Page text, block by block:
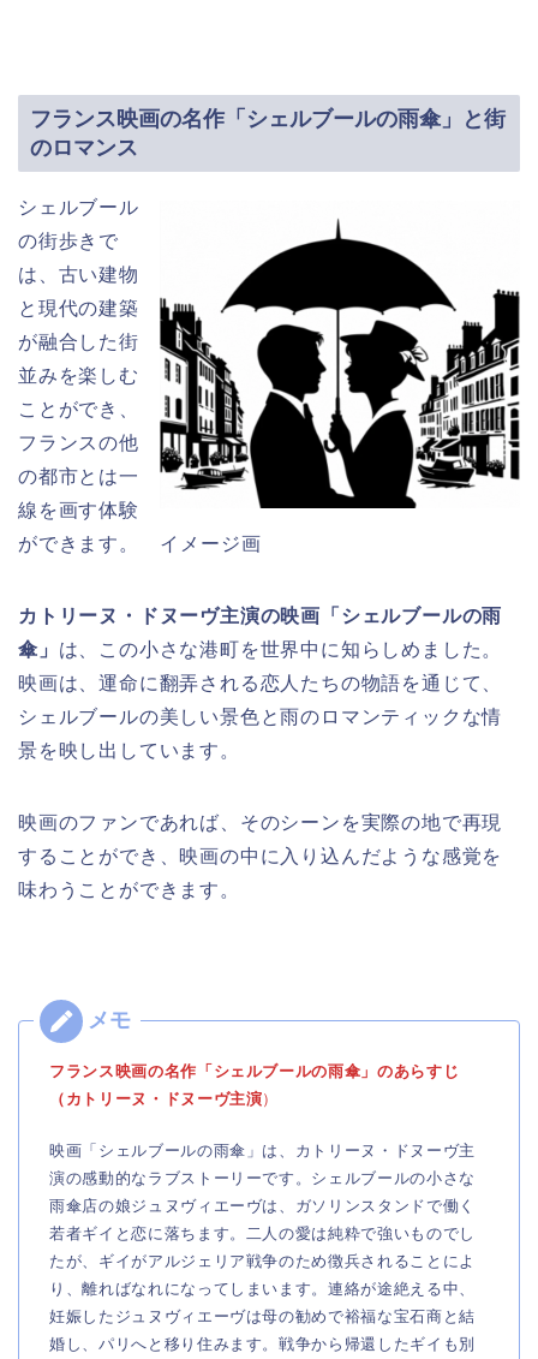
フランス映画の名作「シェルブールの雨傘」と街
のロマンス
イメージ画
シェルブール
の街歩きで
は、古い建物
と現代の建築
が融合した街
並みを楽しむ
ことができ、
フランスの他
の都市とは一
線を画す体験
ができます。
カトリーヌ・ドヌーヴ主演の映画「シェルブールの雨
傘」 は、この小さな港町を世界中に知らしめました。
映画は、運命に翻弄される恋人たちの物語を通じて、
シェルブールの美しい景色と雨のロマンティックな情
景を映し出しています。
映画のファンであれば、そのシーンを実際の地で再現
することができ、映画の中に入り込んだような感覚を
味わうことができます。
フランス映画の名作「シェルブールの雨傘」のあらすじ
（カトリーヌ・ドヌーヴ主演）
映画「シェルブールの雨傘」は、カトリーヌ・ドヌーヴ主
演の感動的なラブストーリーです。シェルブールの小さな
雨傘店の娘ジュヌヴィエーヴは、ガソリンスタンドで働く
若者ギイと恋に落ちます。二人の愛は純粋で強いものでし
たが、ギイがアルジェリア戦争のため徴兵されることによ
り、離ればなれになってしまいます。連絡が途絶える中、
妊娠したジュヌヴィエーヴは母の勧めで裕福な宝石商と結
婚し、パリへと移り住みます。戦争から帰還したギイも別